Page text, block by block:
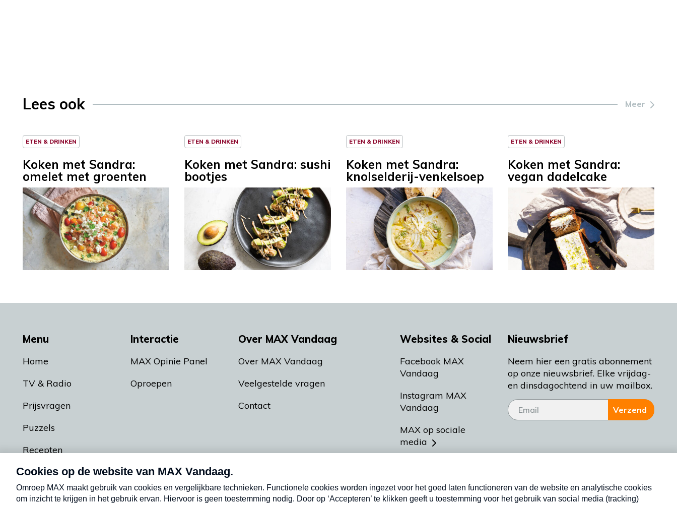
Lees ook Meer
ETEN & DRINKEN
Koken met Sandra:
omelet met groenten
ETEN & DRINKEN
Koken met Sandra: sushi
bootjes
ETEN & DRINKEN
Koken met Sandra:
knolselderij-venkelsoep
ETEN & DRINKEN
Koken met Sandra:
vegan dadelcake
Menu
Home
TV & Radio
Prijsvragen
Puzzels
Recepten
Podcasts
Interactie
MAX Opinie Panel
Oproepen
Over MAX Vandaag
Over MAX Vandaag
Veelgestelde vragen
Contact
Websites & Social
Facebook MAX
Vandaag
Instagram MAX
Vandaag
MAX op sociale
media
Meldpunt Actueel
Nieuwsbrief
Neem hier een gratis abonnement
op onze nieuwsbrief. Elke vrijdag-
en dinsdagochtend in uw mailbox.
Verzend
Nieuwsbrief